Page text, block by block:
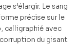
s’élargir. Le sang
précise sur le
calligraphié avec
du gisant.